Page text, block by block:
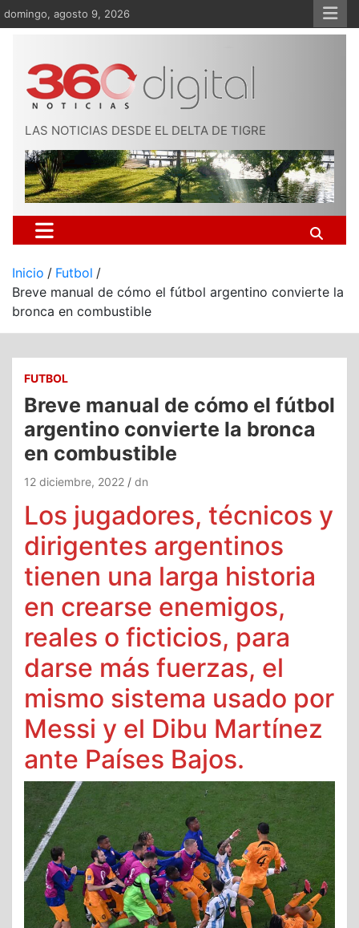
Saltar
al
domingo, agosto 9, 2026
LAS NOTICIAS DESDE EL DELTA DE TIGRE
Inicio
Futbol
Breve manual de cómo el fútbol argentino convierte la
bronca en combustible
FUTBOL
Breve manual de cómo el fútbol
argentino convierte la bronca
en combustible
12 diciembre, 2022 dn
Los jugadores, técnicos y
dirigentes argentinos
tienen una larga historia
en crearse enemigos,
reales o ficticios, para
darse más fuerzas, el
mismo sistema usado por
Messi y el Dibu Martínez
ante Países Bajos.